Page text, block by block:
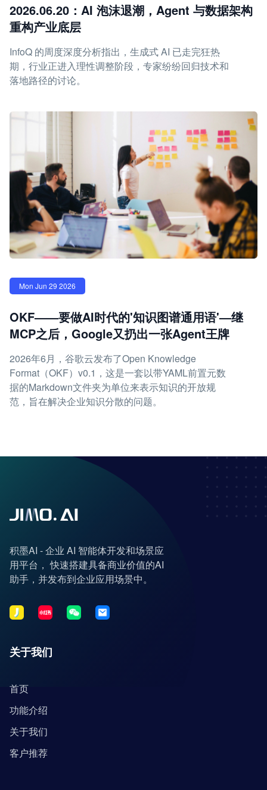
2026.06.20：AI 泡沫退潮，Agent 与数据架构
重构产业底层
InfoQ 的周度深度分析指出，生成式 AI 已走完狂热
期，行业正进入理性调整阶段，专家纷纷回归技术和
落地路径的讨论。
Mon Jun 29 2026
OKF——要做AI时代的'知识图谱通用语'—继
MCP之后，Google又扔出一张Agent王牌
2026年6月，谷歌云发布了Open Knowledge
Format（OKF）v0.1，这是一套以带YAML前置元数
据的Markdown文件夹为单位来表示知识的开放规
范，旨在解决企业知识分散的问题。
积墨AI - 企业 AI 智能体开发和场景应
用平台， 快速搭建具备商业价值的AI
助手，并发布到企业应用场景中。
关于我们
首页
功能介绍
关于我们
客户推荐